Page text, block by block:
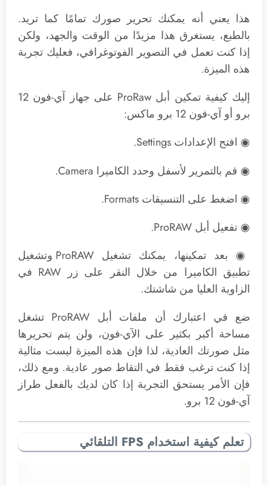
هذا يعني أنه يمكنك تحرير صورك تمامًا كما تريد.
بالطبع، يستغرق هذا مزيدًا من الوقت والجهد، ولكن
إذا كنت تعمل في التصوير الفوتوغرافي، فعليك تجربة
هذه الميزة.
إليك كيفية تمكين أبل ProRaw على جهاز آي-فون 12
برو أو آي-فون 12 برو ماكس:
◉ افتح الإعدادات Settings.
◉ قم بالتمرير لأسفل وحدد الكاميرا Camera.
◉ اضغط على التنسيقات Formats.
◉ تفعيل أبل ProRAW.
◉ بعد تمكينها، يمكنك تشغيل ProRAW وتشغيل
تطبيق الكاميرا من خلال النقر على زر RAW في
الزاوية العليا من شاشتك.
ضع في اعتبارك أن ملفات أبل ProRAW تشغل
مساحة أكبر بكثير على الآي-فون، ولن يتم تحريرها
مثل صورتك العادية، لذا فإن هذه الميزة ليست مثالية
إذا كنت ترغب فقط في التقاط صور عادية. ومع ذلك،
فإن الأمر يستحق التجربة إذا كان لديك بالفعل طراز
آي-فون 12 برو.
تعلم كيفية استخدام FPS التلقائي